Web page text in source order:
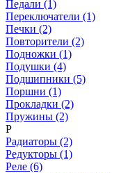
Педали (1)
Переключатели (1)
Печки (2)
Повторители (2)
Подножки (1)
Подушки (4)
Подшипники (5)
Поршни (1)
Прокладки (2)
Пружины (2)
Р
Радиаторы (2)
Редукторы (1)
Реле (6)